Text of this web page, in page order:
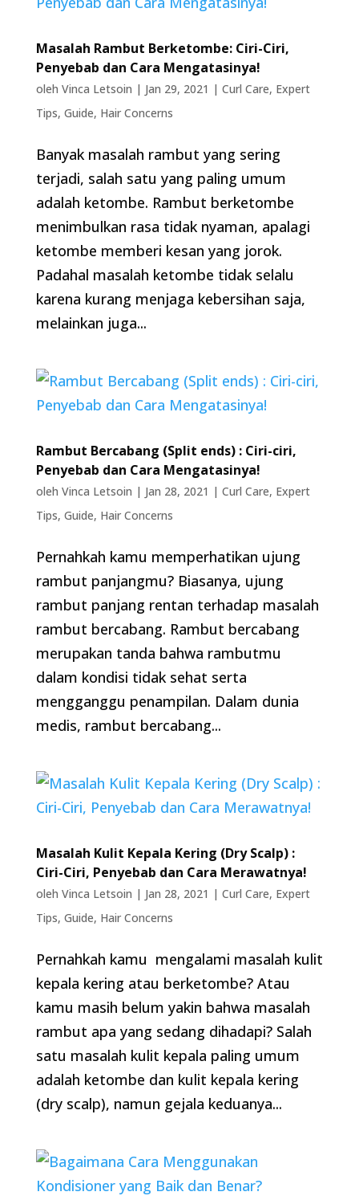
Masalah Rambut Berketombe: Ciri-Ciri,
Penyebab dan Cara Mengatasinya!
oleh Vinca Letsoin | Jan 29, 2021 | Curl Care, Expert
Tips, Guide, Hair Concerns
Banyak masalah rambut yang sering
terjadi, salah satu yang paling umum
adalah ketombe. Rambut berketombe
menimbulkan rasa tidak nyaman, apalagi
ketombe memberi kesan yang jorok.
Padahal masalah ketombe tidak selalu
karena kurang menjaga kebersihan saja,
melainkan juga...
Rambut Bercabang (Split ends) : Ciri-ciri,
Penyebab dan Cara Mengatasinya!
oleh Vinca Letsoin | Jan 28, 2021 | Curl Care, Expert
Tips, Guide, Hair Concerns
Pernahkah kamu memperhatikan ujung
rambut panjangmu? Biasanya, ujung
rambut panjang rentan terhadap masalah
rambut bercabang. Rambut bercabang
merupakan tanda bahwa rambutmu
dalam kondisi tidak sehat serta
mengganggu penampilan. Dalam dunia
medis, rambut bercabang...
Masalah Kulit Kepala Kering (Dry Scalp) :
Ciri-Ciri, Penyebab dan Cara Merawatnya!
oleh Vinca Letsoin | Jan 28, 2021 | Curl Care, Expert
Tips, Guide, Hair Concerns
Pernahkah kamu mengalami masalah kulit
kepala kering atau berketombe? Atau
kamu masih belum yakin bahwa masalah
rambut apa yang sedang dihadapi? Salah
satu masalah kulit kepala paling umum
adalah ketombe dan kulit kepala kering
(dry scalp), namun gejala keduanya...